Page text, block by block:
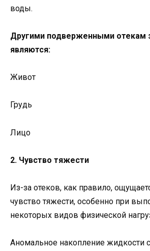
воды.
Другими подверженными отекам
являются:
Живот
Грудь
Лицо
2. Чувство тяжести
Из-за отеков, как правило,
чувство тяжести, особенно при
некоторых видов физической
Аномальное накопление жидкости